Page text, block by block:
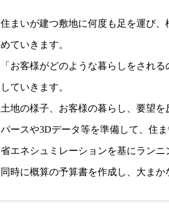
住まいが建つ敷地に何度も足を運び
めていきます。
「お客様がどのような暮らしをされ
していきます。
土地の様子、お客様の暮らし、要望を
パースや3Dデータ等を準備して、住
省エネシュミレーションを基にランニ
同時に概算の予算書を作成し、大まか